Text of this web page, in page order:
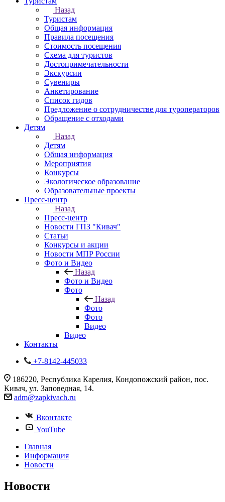
Назад
Туристам
Общая информация
Правила посещения
Стоимость посещения
Схема для туристов
Достопримечательности
Экскурсии
Сувениры
Анкетирование
Список гидов
Предложение о сотрудничестве для туроператоров
Обращение с отходами
Детям
Назад
Детям
Общая информация
Мероприятия
Конкурсы
Экологическое образование
Образовательные проекты
Пресс-центр
Назад
Пресс-центр
Новости ГПЗ "Кивач"
Статьи
Конкурсы и акции
Новости МПР России
Фото и Видео
Назад
Фото и Видео
Фото
Назад
Фото
Фото
Видео
Видео
Контакты
+7-8142-445033
186220, Республика Карелия, Кондопожский район, пос.
Кивач, ул. Заповедная, 14.
adm@zapkivach.ru
Вконтакте
YouTube
Главная
Информация
Новости
Новости